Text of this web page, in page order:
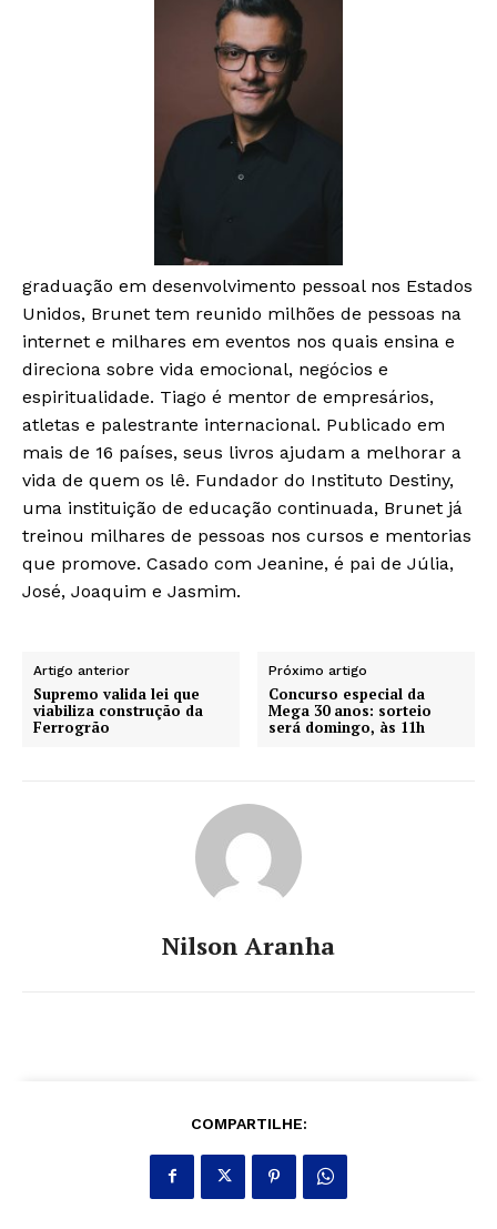
graduação em desenvolvimento pessoal nos Estados
Unidos, Brunet tem reunido milhões de pessoas na
internet e milhares em eventos nos quais ensina e
direciona sobre vida emocional, negócios e
espiritualidade. Tiago é mentor de empresários,
atletas e palestrante internacional. Publicado em
mais de 16 países, seus livros ajudam a melhorar a
vida de quem os lê. Fundador do Instituto Destiny,
uma instituição de educação continuada, Brunet já
treinou milhares de pessoas nos cursos e mentorias
que promove. Casado com Jeanine, é pai de Júlia,
José, Joaquim e Jasmim.
Artigo anterior
Supremo valida lei que
viabiliza construção da
Ferrogrão
Próximo artigo
Concurso especial da
Mega 30 anos: sorteio
será domingo, às 11h
Nilson Aranha
COMPARTILHE: